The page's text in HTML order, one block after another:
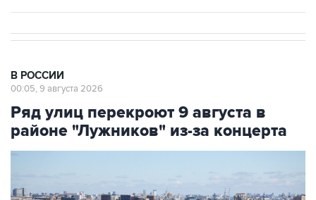
В РОССИИ
00:05, 9 августа 2026
Ряд улиц перекроют 9 августа в
районе "Лужников" из-за концерта